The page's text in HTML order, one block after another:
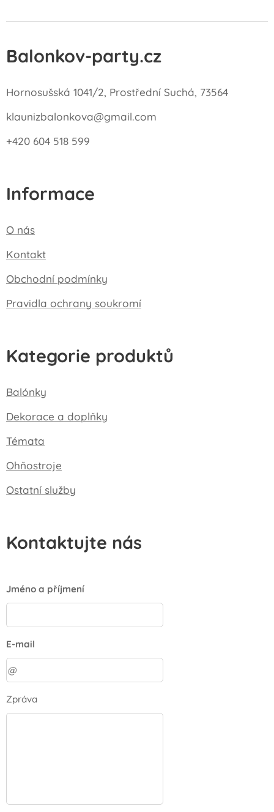
Balonkov-party.cz
Hornosušská 1041/2, Prostřední Suchá, 73564
klaunizbalonkova@gmail.com
+420 604 518 599
Informace
O nás
Kontakt
Obchodní podmínky
Pravidla ochrany soukromí
Kategorie produktů
Balónky
Dekorace a doplňky
Témata
Ohňostroje
Ostatní služby
Kontaktujte nás
Jméno a příjmení
E-mail
Zpráva